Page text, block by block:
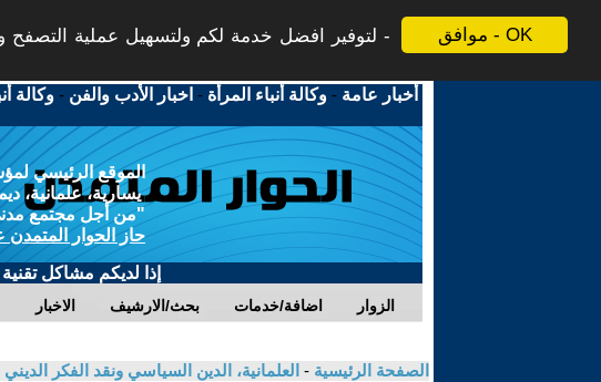
موافق - OK
لتوفير افضل خدمة لكم ولتسهيل عملية التصفح
أخبار عامة -وكالة أنباء المرأة - اخبار الأدب والفن -وكالة
الموقع الرئيسي
يسارية، علمانية،
"من أجل مجتمع
حاز الحوار المتمدن
إذا لديكم مشاكل
الاخبار بحث/الارشيف اضافة/خدمات الزوار
الصفحة الرئيسية - العلمانية، الدين السياسي ونقد الفكر الديني